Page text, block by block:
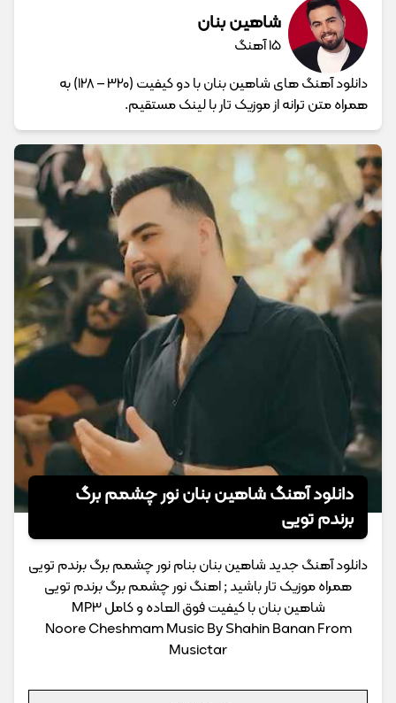
شاهین بنان
15 آهنگ
دانلود آهنگ های شاهین بنان با دو کیفیت (320 – 128) به
همراه متن ترانه از موزیک تار با لینک مستقیم.
دانلود آهنگ شاهین بنان نور چشمم برگ
برندم تویی
دانلود آهنگ جدید شاهین بنان بنام نور چشمم برگ برندم تویی
همراه موزیک تار باشید ; اهنگ نور چشمم برگ برندم تویی
شاهین بنان با کیفیت فوق العاده و کامل MP3
Noore Cheshmam Music By Shahin Banan From
Musictar